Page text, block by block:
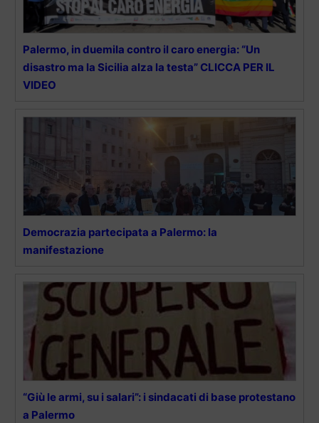
Palermo, in duemila contro il caro energia: “Un
disastro ma la Sicilia alza la testa” CLICCA PER IL
VIDEO
Democrazia partecipata a Palermo: la
manifestazione
“Giù le armi, su i salari”: i sindacati di base protestano
a Palermo